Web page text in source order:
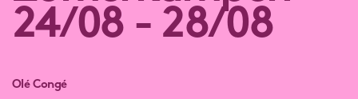
24/08 - 28/08
Olé Congé